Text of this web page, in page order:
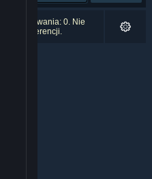
wyszukiwania: 0. Nie
preferencji.